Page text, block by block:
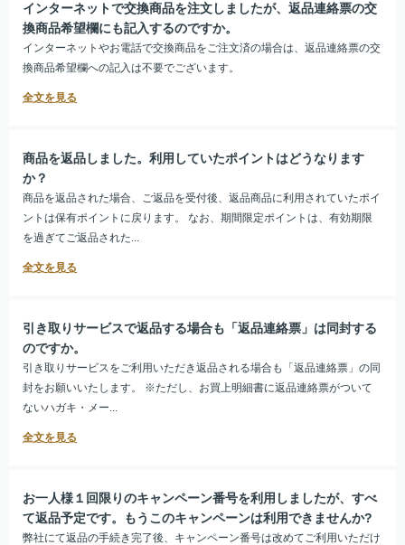
インターネットで交換商品を注文しましたが、返品連絡票の交
換商品希望欄にも記入するのですか。
インターネットやお電話で交換商品をご注文済の場合は、返品連絡票の交
換商品希望欄への記入は不要でございます。
商品を返品しました。利用していたポイントはどうなります
か？
商品を返品された場合、ご返品を受付後、返品商品に利用されていたポイ
ントは保有ポイントに戻ります。 なお、期間限定ポイントは、有効期限
を過ぎてご返品された...
引き取りサービスで返品する場合も「返品連絡票」は同封する
のですか。
引き取りサービスをご利用いただき返品される場合も「返品連絡票」の同
封をお願いいたします。 ※ただし、お買上明細書に返品連絡票がついて
ないハガキ・メー...
お一人様１回限りのキャンペーン番号を利用しましたが、すべ
て返品予定です。もうこのキャンペーンは利用できませんか?
弊社にて返品の手続き完了後、キャンペーン番号は改めてご利用いただけ